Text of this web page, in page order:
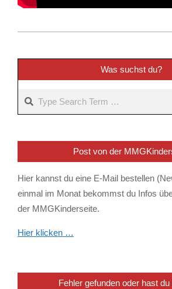
Was suchst du?
Search
Post von der
Hier kannst du eine E-Mail bestellen
einmal im Monat bekommst du Infos
der MMGKinderseite.
Hier klicken …
Fehler gefunden oder hast